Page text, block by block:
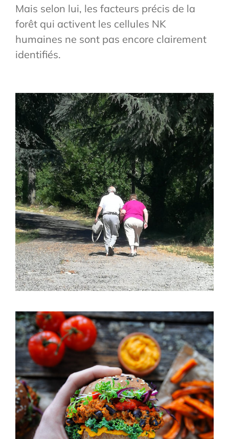
Mais selon lui, les facteurs précis de la
forêt qui activent les cellules NK
humaines ne sont pas encore clairement
identifiés.